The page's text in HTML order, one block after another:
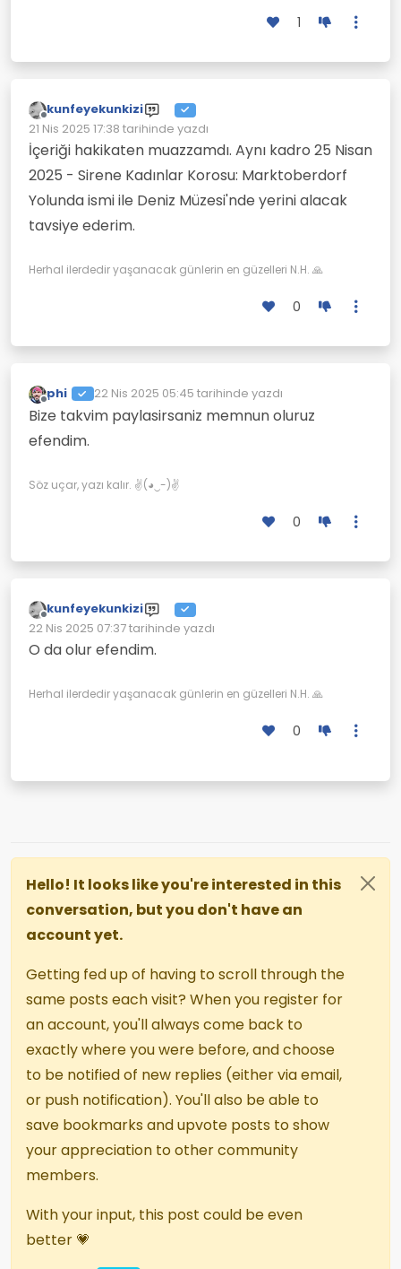
1
Çevrimdışı
kunfeyekunkizi
21 Nis 2025 17:38 tarihinde yazdı
Son düzenleyen:
İçeriği hakikaten muazzamdı. Aynı kadro 25 Nisan
2025 - Sirene Kadınlar Korosu: Marktoberdorf
Yolunda ismi ile Deniz Müzesi'nde yerini alacak
tavsiye ederim.
Herhal ilerdedir yaşanacak günlerin en güzelleri N.H. 🙏
0
Çevrimdışı
phi 22 Nis 2025 05:45 tarihinde yazdı
Son düzenleyen:
Bize takvim paylasirsaniz memnun oluruz
efendim.
Söz uçar, yazı kalır. ✌(◕‿-)✌
0
Çevrimdışı
kunfeyekunkizi
22 Nis 2025 07:37tarihinde yazdı
Son düzenleyen:
O da olur efendim.
Herhal ilerdedir yaşanacak günlerin en güzelleri N.H. 🙏
0
Hello! It looks like you're interested in this
conversation, but you don't have an
account yet.
Getting fed up of having to scroll through the
same posts each visit? When you register for
an account, you'll always come back to
exactly where you were before, and choose
to be notified of new replies (either via email,
or push notification). You'll also be able to
save bookmarks and upvote posts to show
your appreciation to other community
members.
With your input, this post could be even
better 💗